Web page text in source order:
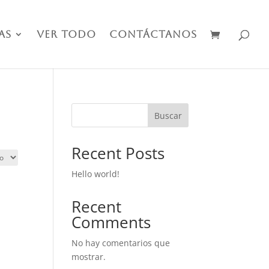
Ver Todo Contáctanos
Buscar
Recent Posts
Hello world!
Recent
Comments
No hay comentarios que
mostrar.